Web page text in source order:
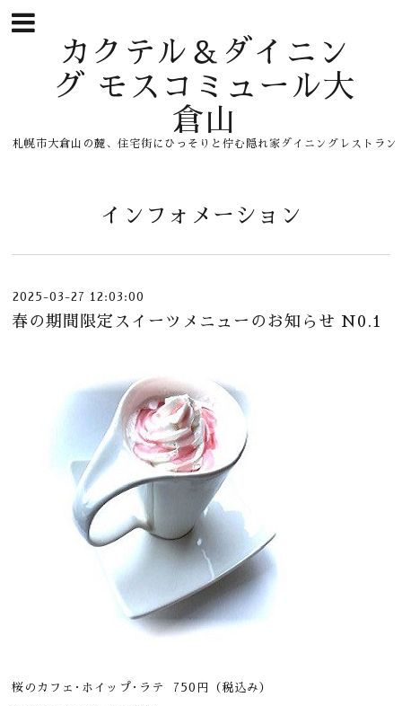
カクテル＆ダイニン
グ モスコミュール大
倉山
札幌市大倉山の麓、住宅街にひっそりと佇む隠れ家ダイニングレストラン
インフォメーション
2025-03-27 12:03:00
春の期間限定スイーツメニューのお知らせ N0.1
桜のカフェ･ホイップ･ラテ 750円（税込み）